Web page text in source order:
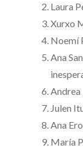
Laura
Xurxo
Noemí
Ana
Andrea
Julen
Ana
María